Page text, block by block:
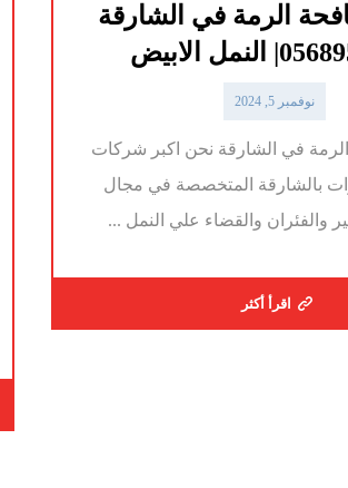
الرمة في الشارقة
نوفمبر 5, 2024
في الشارقة نحن اكبر شركات
بالشارقة المتخصصة في مجال
والفئران والقضاء علي النمل ...
اقرأ أكثر